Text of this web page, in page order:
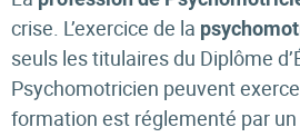
crise. L’exercice de la
seuls les titulaires du Diplôme
Psychomotricien peuvent
formation est réglementé par